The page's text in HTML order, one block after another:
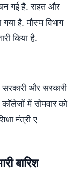
गई है. राहत और
है. मौसम विभाग
किया है.
सरकारी और सरकारी
में सोमवार को
मंत्री ए
बारिश